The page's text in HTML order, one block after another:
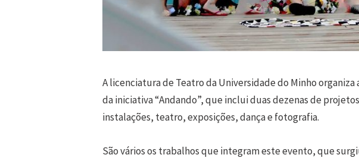
A licenciatura de Teatro da Universidade do Minho organiza
da iniciativa “Andando”, que inclui duas dezenas de
instalações, teatro, exposições, dança e fotografia.
São vários os trabalhos que integram este evento, que